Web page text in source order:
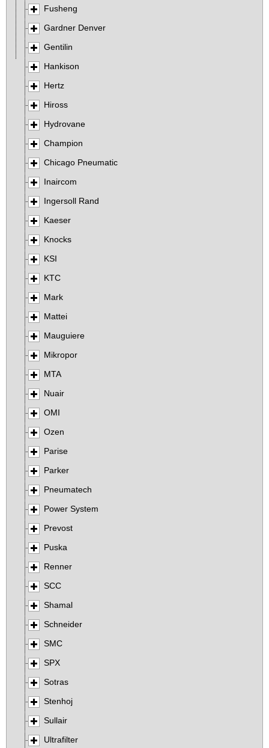
Fusheng
Gardner Denver
Gentilin
Hankison
Hertz
Hiross
Hydrovane
Champion
Chicago Pneumatic
Inaircom
Ingersoll Rand
Kaeser
Knocks
KSI
KTC
Mark
Mattei
Mauguiere
Mikropor
MTA
Nuair
OMI
Ozen
Parise
Parker
Pneumatech
Power System
Prevost
Puska
Renner
SCC
Shamal
Schneider
SMC
SPX
Sotras
Stenhoj
Sullair
Ultrafilter